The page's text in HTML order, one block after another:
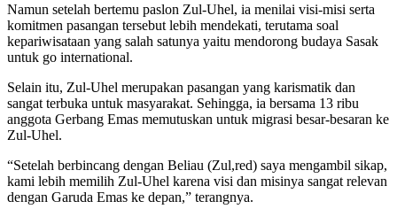
Namun setelah bertemu paslon Zul-Uhel, ia menilai visi-misi serta
komitmen pasangan tersebut lebih mendekati, terutama soal
kepariwisataan yang salah satunya yaitu mendorong budaya Sasak
untuk go international.
Selain itu, Zul-Uhel merupakan pasangan yang karismatik dan
sangat terbuka untuk masyarakat. Sehingga, ia bersama 13 ribu
anggota Gerbang Emas memutuskan untuk migrasi besar-besaran ke
Zul-Uhel.
“Setelah berbincang dengan Beliau (Zul,red) saya mengambil sikap,
kami lebih memilih Zul-Uhel karena visi dan misinya sangat relevan
dengan Garuda Emas ke depan,” terangnya.